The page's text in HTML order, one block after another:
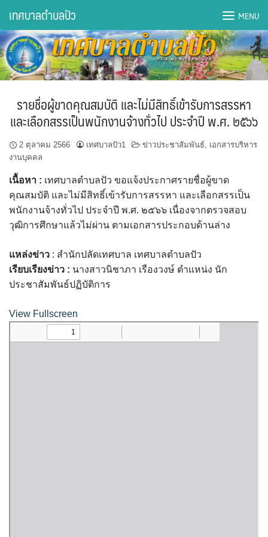
content
DWQA Ask Question
DWQA Questions
กองการศึกษา
กองคลัง
กองช่าง
กองยุทธศาสตร์และงบประมาณ
กองสาธารณสุขฯ
การเปิดเผยข้อมูลข่าวสารปี 2566 integrity transparency
assessment ITA2023
ข้อกำหนดการใช้งาน
ข้อมูลประชากร
เทศบาลตำบลปัว MENU
รายชื่อผู้ขาดคุณสมบัติ และไม่มีสิทธิ์เข้ารับการสรรหา
และเลือกสรรเป็นพนักงานจ้างทั่วไป ประจำปี พ.ศ. ๒๕๖๖
2 ตุลาคม 2566 เทศบาลปัว1 ข่าวประชาสัมพันธ์, เอกสารบริหาร
งานบุคคล
เนื้อหา : เทศบาลตำบลปัว ขอแจ้งประกาศรายชื่อผู้ขาด
คุณสมบัติ และไม่มีสิทธิ์เข้ารับการสรรหา และเลือกสรรเป็น
พนักงานจ้างทั่วไป ประจำปี พ.ศ. ๒๕๖๖ เนื่องจากตรวจสอบ
วุฒิการศึกษาแล้วไม่ผ่าน ตามเอกสารประกอบด้านล่าง
แหล่งข่าว : สำนักปลัดเทศบาล เทศบาลตำบลปัว
เรียบเรียงข่าว : นางสาวนิชาภา เรืองวงษ์ ตำแหน่ง นัก
ประชาสัมพันธ์ปฏิบัติการ
View Fullscreen